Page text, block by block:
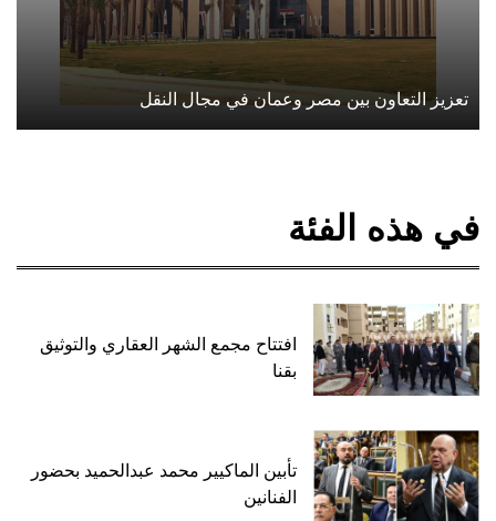
تعزيز التعاون بين مصر وعمان في مجال النقل
في هذه الفئة
افتتاح مجمع الشهر العقاري والتوثيق
بقنا
تأبين الماكيير محمد عبدالحميد بحضور
الفنانين